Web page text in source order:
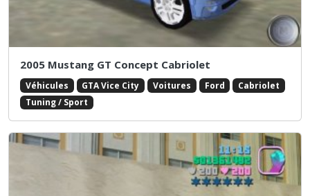
2005 Mustang GT Concept Cabriolet
Véhicules GTA Vice City Voitures Ford
Cabriolet
Tuning / Sport